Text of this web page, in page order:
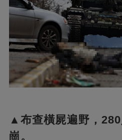
▲布查橫屍遍野，
崗。